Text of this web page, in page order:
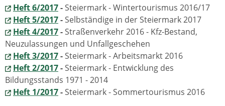
Heft 6/2017-Steiermark - Wintertourismus 2016/17
Heft 5/2017-Selbständige in der Steiermark 2017
Heft 4/2017-Straßenverkehr 2016 - Kfz-Bestand,
Neuzulassungen und Unfallgeschehen
Heft 3/2017-Steiermark - Arbeitsmarkt 2016
Heft 2/2017-Steiermark - Entwicklung des
Bildungsstands 1971 - 2014
Heft 1/2017-Steiermark - Sommertourismus 2016